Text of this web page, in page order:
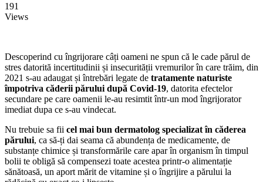
191
Views
Descoperind cu îngrijorare câți oameni ne spun că le cade părul de
stres datorită incertitudinii și insecurității vremurilor în care trăim, din
2021 s-au adaugat și întrebări legate de tratamente naturiste
împotriva căderii părului după Covid-19, datorita efectelor
secundare pe care oamenii le-au resimtit într-un mod îngrijorator
imediat dupa ce s-au vindecat.
Nu trebuie sa fii cel mai bun dermatolog specializat în căderea
părului, ca să-ți dai seama că abundența de medicamente, de
substanțe chimice și transformările care apar în organism în timpul
bolii te obligă să compensezi toate acestea printr-o alimentație
sănătoasă, un aport mărit de vitamine și o îngrijire a părului la